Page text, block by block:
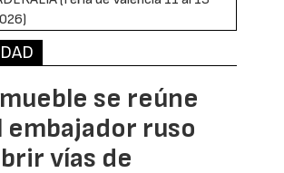
se reúne
embajador ruso
vías de